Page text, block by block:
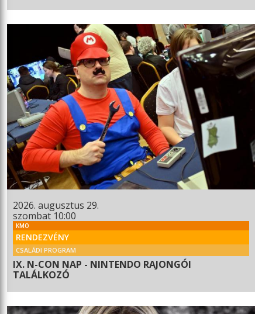
2026. augusztus 29.
szombat 10:00
KMO
RENDEZVÉNY
CSALÁDI PROGRAM
IX. N-CON NAP - NINTENDO RAJONGÓI
TALÁLKOZÓ